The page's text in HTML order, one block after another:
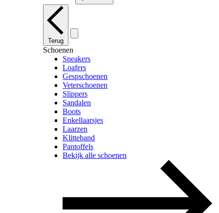
Terug
Schoenen
Sneakers
Loafers
Gespschoenen
Veterschoenen
Slippers
Sandalen
Boots
Enkellaarsjes
Laarzen
Klitteband
Pantoffels
Bekijk alle schoenen